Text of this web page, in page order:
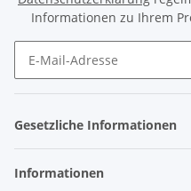
Informationen zu Ihrem
Gesetzliche Informationen
Informationen